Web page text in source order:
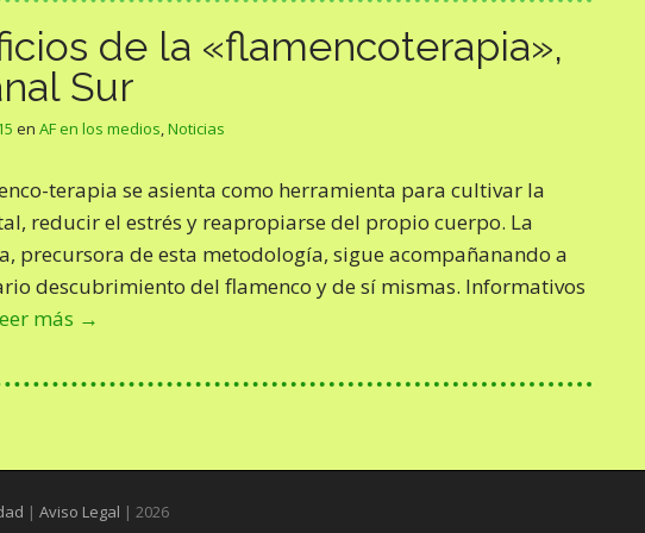
de la «flamencoterapia»,
Sur
en AF en los medios,Noticias
terapia se asienta como herramienta para cultivar la
reducir el estrés y reapropiarse del propio cuerpo. La
precursora de esta metodología, sigue acompañanando a
descubrimiento del flamenco y de sí mismas. Informativos
más →
| Aviso Legal | 2026